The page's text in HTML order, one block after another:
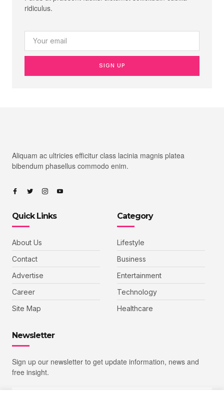
ridiculus.
SIGN UP
Aliquam ac ultricies efficitur class lacinia magnis platea
bibendum phasellus commodo enim.
Quick Links
About Us
Contact
Advertise
Career
Site Map
Category
Lifestyle
Business
Entertainment
Technology
Healthcare
Newsletter
Sign up our newsletter to get update information, news and
free insight.